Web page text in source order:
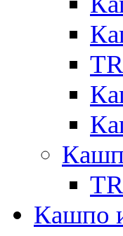
Кашпо